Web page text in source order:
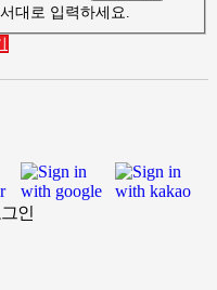
대로 입력하세요.
인